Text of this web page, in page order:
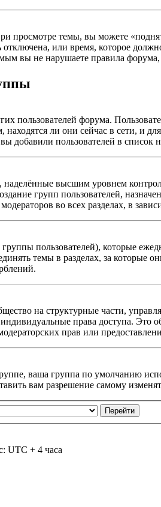
просмотре темы, вы можете
или время, которое
вы не нарушаете правила
пользователей форума.
ли они сейчас в сети, и
добавили пользователей в
высшим уровнем
групп пользователей,
во всех разделах, в
пользователей), которые
темы в разделах, за
на структурные части,
права доступа. Это
прав или
ваша группа по умолчанию
вам разрешение самому
UTC + 4 часа